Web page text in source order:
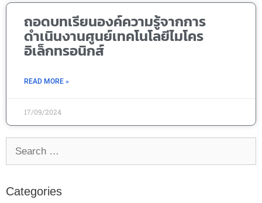
ถอดบทเรียนองค์ความรู้จากการ
ดำเนินงานศูนย์เทคโนโลยีไมโคร
อิเล็กทรอนิกส์
READ MORE »
17/09/2024
Categories